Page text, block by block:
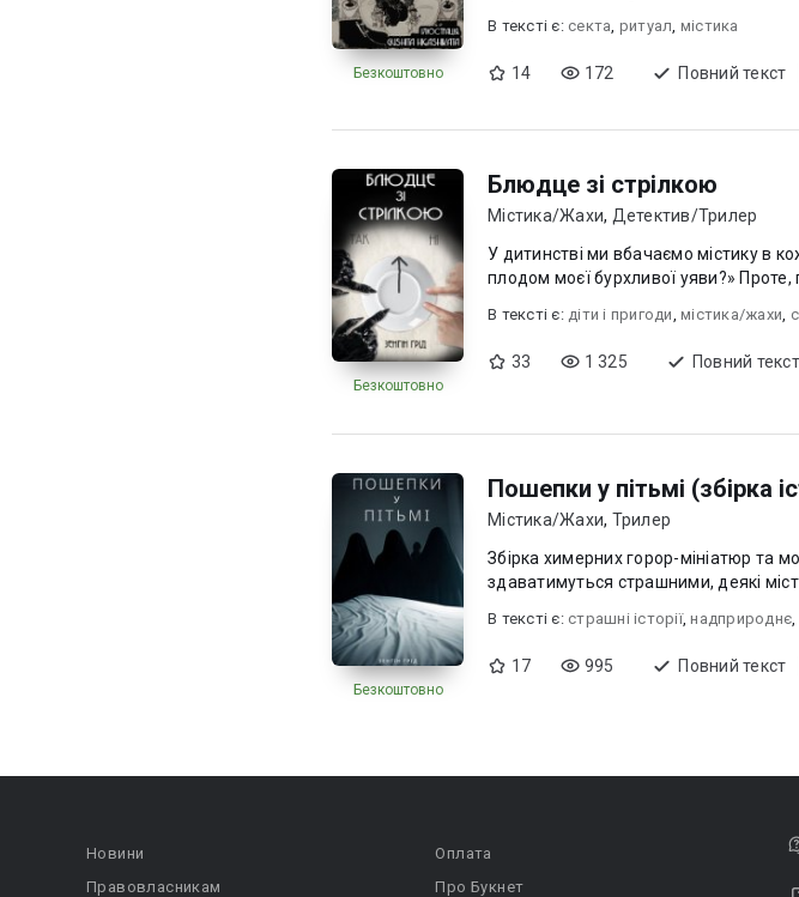
Безкоштовно
В текcті є: секта, ритуал, містика
14 172 Повний текст
Безкоштовно
Блюдце зі стрілкою
Містика/Жахи, Детектив/Трилер
У дитинстві ми вбачаємо містику в
плодом моєї бурхливої уяви?» Проте,
В текcті є: діти і пригоди, містика/жахи,
33 1 325 Повний текст
Безкоштовно
Пошепки у пітьмі (збірка
Містика/Жахи, Трилер
Збірка химерних горор-мініатюр та
здаватимуться страшними, деякі
В текcті є: страшні історії,надприроднє,
17 995 Повний текст
Новини
Правовласникам
Оплата
Про Букнет